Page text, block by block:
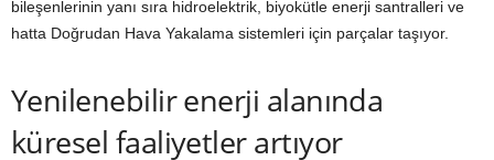
bileşenlerinin yanı sıra hidroelektrik, biyokütle enerji santralleri ve
hatta Doğrudan Hava Yakalama sistemleri için parçalar taşıyor.
Yenilenebilir enerji alanında
küresel faaliyetler artıyor